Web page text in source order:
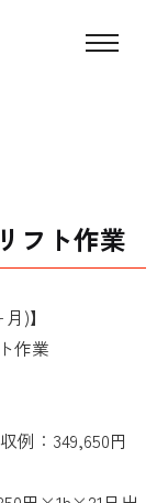
フト作業
)】
作業
例：349,650円